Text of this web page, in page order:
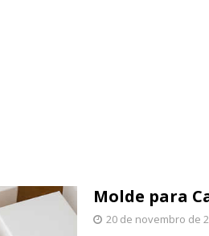
Molde para
20 de novembro de